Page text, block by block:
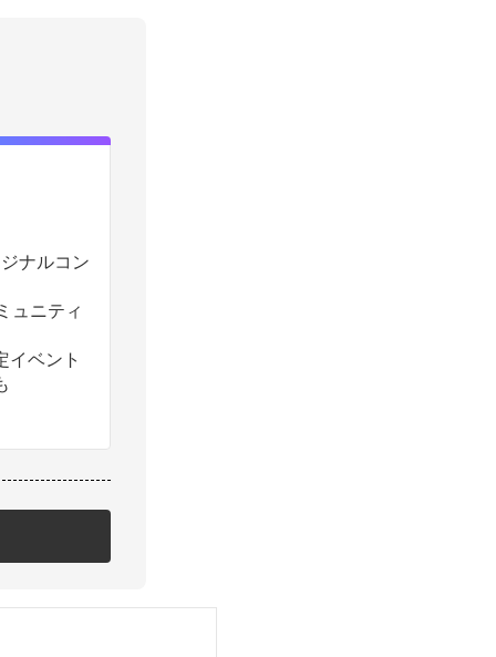
ナルコン
ュニティ
イベント